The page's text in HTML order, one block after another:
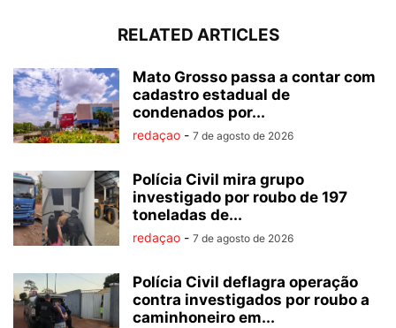
RELATED ARTICLES
Mato Grosso passa a contar com
cadastro estadual de
condenados por...
redaçao - 7 de agosto de 2026
Polícia Civil mira grupo
investigado por roubo de 197
toneladas de...
redaçao - 7 de agosto de 2026
Polícia Civil deflagra operação
contra investigados por roubo a
caminhoneiro em...